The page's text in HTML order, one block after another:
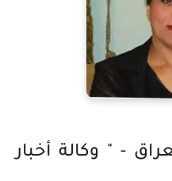
- " وكالة أخبار